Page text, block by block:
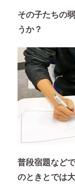
その子たちの
うか？
普段宿題など
のときとでは